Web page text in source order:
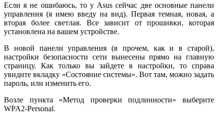
Если я не ошибаюсь, то у Asus сейчас две основные панели
управления (я имею введу на вид). Первая темная, новая, а
вторая более светлая. Все зависит от прошивки, которая
установлена на вашем устройстве.
В новой панели управления (в прочем, как и в старой),
настройки безопасности сети вынесены прямо на главную
страницу. Как только вы зайдете в настройки, то справа
увидите вкладку «Состояние системы». Вот там, можно задать
пароль, или изменить его.
Возле пункта «Метод проверки подлинности» выберите
WPA2-Personal.